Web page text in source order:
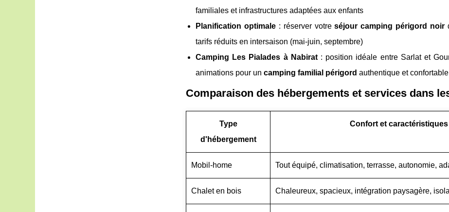
familiales et infrastructures adaptées aux enfants
Planification optimale: réserver votreséjour camping périgord noir
tarifs réduits en intersaison (mai-juin, septembre)
Camping Les Pialades à Nabirat: position idéale entre Sarlat et
animations pour un camping familial périgord authentique et confortable
Comparaison des hébergements et services dans
Type
d'hébergement
Confort et caractéristiques
Mobil-home Tout équipé, climatisation, terrasse, autonomie,
Chalet en bois Chaleureux, spacieux, intégration paysagère,